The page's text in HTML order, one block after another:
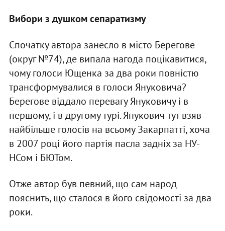
Вибори з душком сепаратизму
Спочатку автора занесло в місто Берегове
(округ №74), де випала нагода поцікавитися,
чому голоси Ющенка за два роки повністю
трансформувалися в голоси Януковича?
Берегове віддало перевагу Януковичу і в
першому, і в другому турі. Янукович тут взяв
найбільше голосів на всьому Закарпатті, хоча
в 2007 році його партія пасла задніх за НУ-
НСом і БЮТом.
Отже автор був певний, що сам народ
пояснить, що сталося в його свідомості за два
роки.